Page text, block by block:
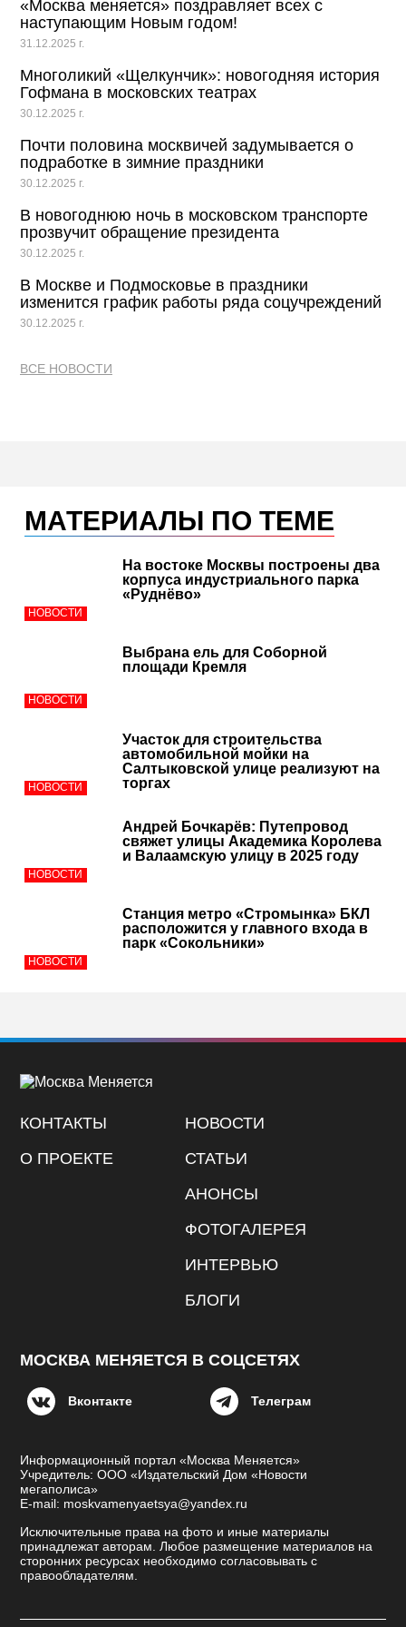
«Москва меняется» поздравляет всех с
наступающим Новым годом!
31.12.2025 г.
Многоликий «Щелкунчик»: новогодняя история
Гофмана в московских театрах
30.12.2025 г.
Почти половина москвичей задумывается о
подработке в зимние праздники
30.12.2025 г.
В новогоднюю ночь в московском транспорте
прозвучит обращение президента
30.12.2025 г.
В Москве и Подмосковье в праздники
изменится график работы ряда соцучреждений
30.12.2025 г.
ВСЕ НОВОСТИ
МАТЕРИАЛЫ ПО ТЕМЕ
НОВОСТИ
На востоке Москвы построены два
корпуса индустриального парка
«Руднёво»
НОВОСТИ
Выбрана ель для Соборной
площади Кремля
НОВОСТИ
Участок для строительства
автомобильной мойки на
Салтыковской улице реализуют на
торгах
НОВОСТИ
Андрей Бочкарёв: Путепровод
свяжет улицы Академика Королева
и Валаамскую улицу в 2025 году
НОВОСТИ
Cтанция метро «Стромынка» БКЛ
расположится у главного входа в
парк «Сокольники»
КОНТАКТЫ
О ПРОЕКТЕ
НОВОСТИ
СТАТЬИ
АНОНСЫ
ФОТОГАЛЕРЕЯ
ИНТЕРВЬЮ
БЛОГИ
МОСКВА МЕНЯЕТСЯ В СОЦСЕТЯХ
Вконтакте Телеграм
Информационный портал «Москва Меняется»
Учредитель: ООО «Издательский Дом «Новости
мегаполиса»
E-mail: moskvamenyaetsya@yandex.ru
Исключительные права на фото и иные материалы
принадлежат авторам. Любое размещение материалов на
сторонних ресурсах необходимо согласовывать с
правообладателям.